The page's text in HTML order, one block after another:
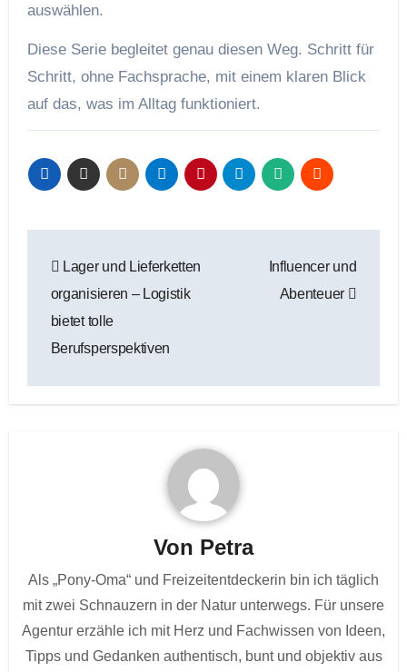
auswählen.
Diese Serie begleitet genau diesen Weg. Schritt für
Schritt, ohne Fachsprache, mit einem klaren Blick
auf das, was im Alltag funktioniert.
Lager und Lieferketten
organisieren – Logistik
bietet tolle
Berufsperspektiven
Influencer und
Abenteuer
Von Petra
Als „Pony-Oma“ und Freizeitentdeckerin bin ich täglich
mit zwei Schnauzern in der Natur unterwegs. Für unsere
Agentur erzähle ich mit Herz und Fachwissen von Ideen,
Tipps und Gedanken authentisch, bunt und objektiv aus